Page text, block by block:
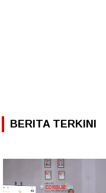
BERITA TERKINI